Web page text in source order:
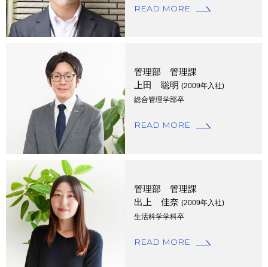
READ MORE
管理部 管理課
上田 聡明 (2009年入社)
総合管理学部卒
READ MORE
管理部 管理課
出上 佳奈 (2009年入社)
生活科学学科卒
READ MORE